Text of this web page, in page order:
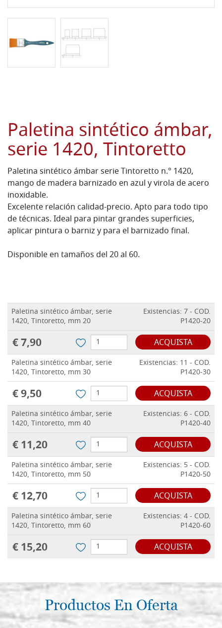
Paletina sintético ámbar,
serie 1420, Tintoretto
Paletina sintético ámbar serie Tintoretto n.° 1420,
mango de madera barnizado en azul y virola de acero
inoxidable.
Excelente relación calidad-precio. Apto para todo tipo
de técnicas. Ideal para pintar grandes superficies,
aplicar pintura o barniz y para el barnizado final.
Disponible en tamaños del 20 al 60.
Paletina sintético ámbar, serie
1420, Tintoretto, mm 20
Existencias: 7 - COD.
P1420-20
€ 7,90 ACQUISTA
Paletina sintético ámbar, serie
1420, Tintoretto, mm 30
Existencias: 11 - COD.
P1420-30
€ 9,50 ACQUISTA
Paletina sintético ámbar, serie
1420, Tintoretto, mm 40
Existencias: 6 - COD.
P1420-40
€ 11,20 ACQUISTA
Paletina sintético ámbar, serie
1420, Tintoretto, mm 50
Existencias: 5 - COD.
P1420-50
€ 12,70 ACQUISTA
Paletina sintético ámbar, serie
1420, Tintoretto, mm 60
Existencias: 4 - COD.
P1420-60
€ 15,20 ACQUISTA
Productos En Oferta